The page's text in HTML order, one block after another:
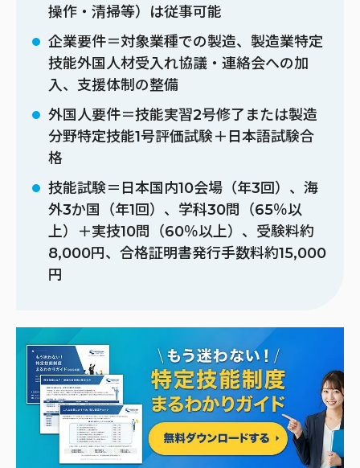
操作・清掃等）は従事可能
企業要件＝対象業種での製造、製造業特定
技能外国人材受入れ協議・連絡会への加
入、支援体制の整備
外国人要件＝技能実習2号修了または製造
分野特定技能1号評価試験＋日本語試験合
格
技能試験＝日本国内10会場（年3回）、海
外3か国（年1回）、学科30問（65％以
上）＋実技10問（60％以上）、受験料約
8,000円、合格証明書発行手数料約15,000
円